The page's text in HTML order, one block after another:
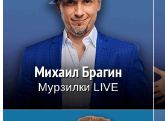
Михаил Брагин
Мурзилки LIVE